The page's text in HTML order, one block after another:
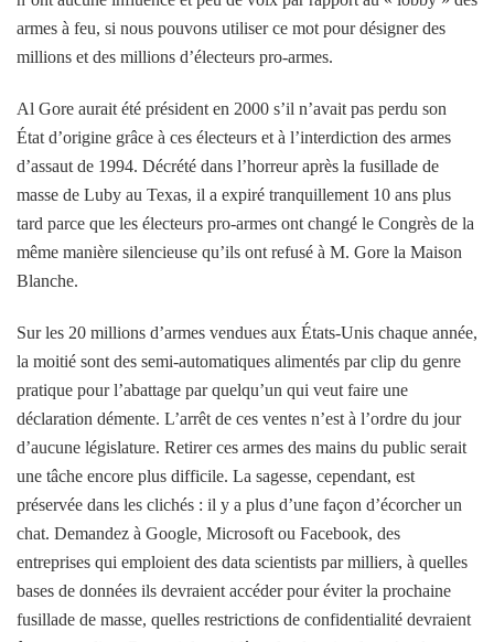
armes à feu, si nous pouvons utiliser ce mot pour désigner des
millions et des millions d’électeurs pro-armes.
Al Gore aurait été président en 2000 s’il n’avait pas perdu son
État d’origine grâce à ces électeurs et à l’interdiction des armes
d’assaut de 1994. Décrété dans l’horreur après la fusillade de
masse de Luby au Texas, il a expiré tranquillement 10 ans plus
tard parce que les électeurs pro-armes ont changé le Congrès de la
même manière silencieuse qu’ils ont refusé à M. Gore la Maison
Blanche.
Sur les 20 millions d’armes vendues aux États-Unis chaque année,
la moitié sont des semi-automatiques alimentés par clip du genre
pratique pour l’abattage par quelqu’un qui veut faire une
déclaration démente. L’arrêt de ces ventes n’est à l’ordre du jour
d’aucune législature. Retirer ces armes des mains du public serait
une tâche encore plus difficile. La sagesse, cependant, est
préservée dans les clichés : il y a plus d’une façon d’écorcher un
chat. Demandez à Google, Microsoft ou Facebook, des
entreprises qui emploient des data scientists par milliers, à quelles
bases de données ils devraient accéder pour éviter la prochaine
fusillade de masse, quelles restrictions de confidentialité devraient